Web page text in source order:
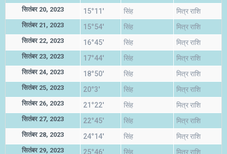
सितंबर 20, 2023 15°11' सिंह मित्र राशि
सितंबर 21, 2023 15°54' सिंह मित्र राशि
सितंबर 22, 2023 16°45' सिंह मित्र राशि
सितंबर 23, 2023 17°44' सिंह मित्र राशि
सितंबर 24, 2023 18°50' सिंह मित्र राशि
सितंबर 25, 2023 20°3' सिंह मित्र राशि
सितंबर 26, 2023 21°22' सिंह मित्र राशि
सितंबर 27, 2023 22°45' सिंह मित्र राशि
सितंबर 28, 2023 24°14' सिंह मित्र राशि
सितंबर 29, 2023 25°46' सिंह मित्र राशि